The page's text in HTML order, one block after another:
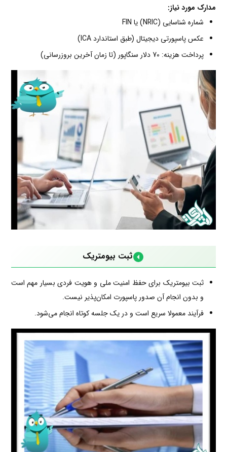
مدارک مورد نیاز:
شماره شناسایی (NRIC) یا FIN
عکس پاسپورتی دیجیتال (طبق استاندارد ICA)
پرداخت هزینه: 70 دلار سنگاپور (تا زمان آخرین بروزرسانی)
ثبت بیومتریک
ثبت بیومتریک برای حفظ امنیت ملی و هویت فردی بسیار مهم است
و بدون انجام آن صدور پاسپورت امکان‌پذیر نیست.
فرآیند معمولا سریع است و در یک جلسه کوتاه انجام می‌شود.